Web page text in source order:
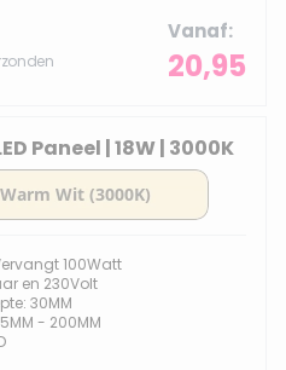
Vanaf
20,95
Paneel | 18W | 3000K
100Watt
en 230Volt
30MM
- 200MM